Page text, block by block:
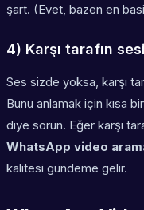
şart. (Evet, bazen en
4) Karşı tarafın
Ses sizde yoksa, karşı
Bunu anlamak için kısa
diye sorun. Eğer karşı
WhatsApp video
kalitesi gündeme gelir.